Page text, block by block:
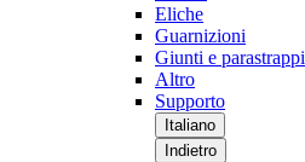
Eliche
Guarnizioni
Giunti e parastrappi
Altro
Supporto
Italiano
Indietro